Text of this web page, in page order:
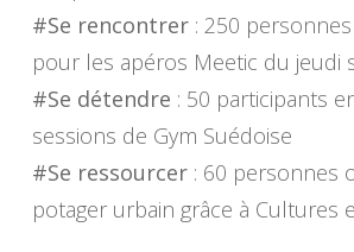
#Se rencontrer: 250
pour les apéros Meetic du jeudi
#Se détendre : 50 participants
sessions de Gym Suédoise
#Se ressourcer: 60 personnes
potager urbain grâce à Cultures